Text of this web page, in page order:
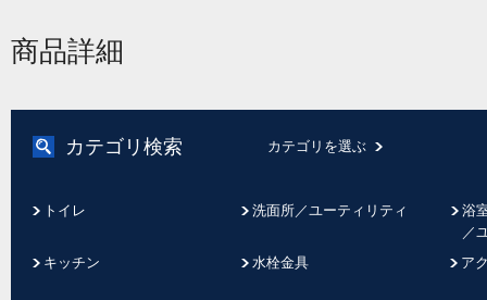
商品詳細
カテゴリ検索 カテゴリを選ぶ
トイレ 洗面所／ユーティリティ
浴
／
キッチン
水栓金具 ア